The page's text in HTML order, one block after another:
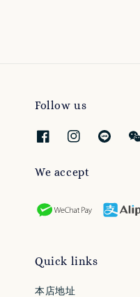
Follow us
We accept
Quick links
本店地址